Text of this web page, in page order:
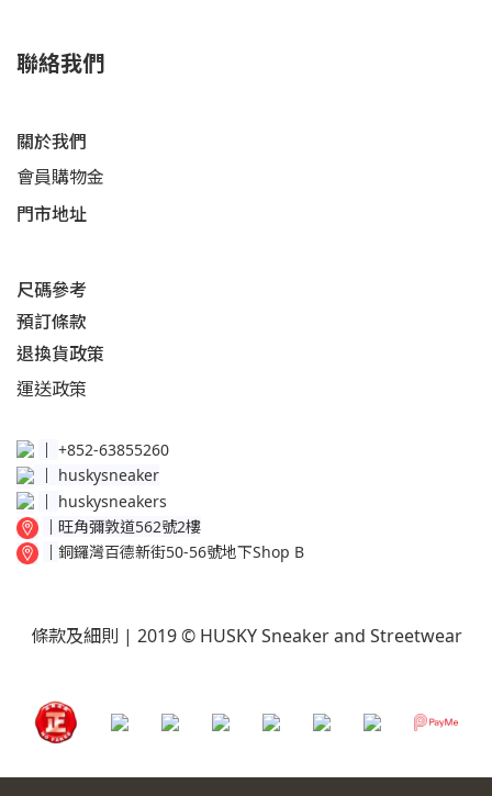
聯絡我們
關於我們
會員購物金
門市地址
尺碼參考
預訂條款
退換貨政策​
運送政策​
│ +852-63855260
huskysneaker
│ huskysneakers
│ 旺角彌敦道562號2樓
│ 銅鑼灣百德新街50-56號地下Shop B
條款及細則 | 2019 © HUSKY Sneaker and Streetwear